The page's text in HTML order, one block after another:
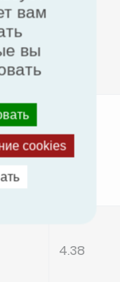
3.95
4.38
вам
вы
cookies